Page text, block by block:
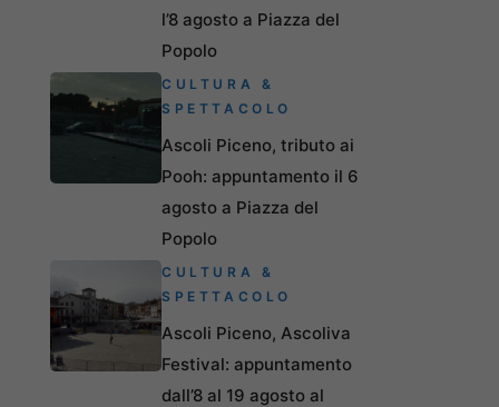
l’8 agosto a Piazza del
Popolo
CULTURA &
SPETTACOLO
Ascoli Piceno, tributo ai
Pooh: appuntamento il 6
agosto a Piazza del
Popolo
CULTURA &
SPETTACOLO
Ascoli Piceno, Ascoliva
Festival: appuntamento
dall’8 al 19 agosto al